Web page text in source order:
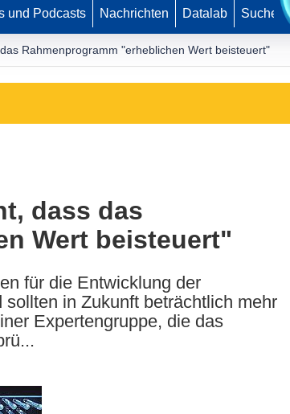
und Podcasts Nachrichten Datalab Suche
Rahmenprogramm "erheblichen Wert beisteuert"
dass das
Wert beisteuert"
für die Entwicklung der
in Zukunft beträchtlich mehr
Expertengruppe, die das